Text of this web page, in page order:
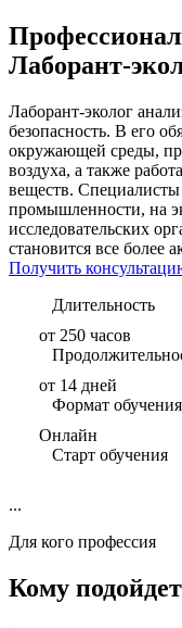
Лаборант-
Лаборант-эколог
безопасность. В его
окружающей среды,
воздуха, а также
веществ. Специалисты
промышленности, на
исследовательских
становится все более
Получить
Длительность
от 250 часов
от 14 дней
Формат обучения
Онлайн
Старт обучения
...
Для кого профессия
Кому